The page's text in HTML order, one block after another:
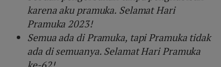
karena aku pramuka. Selamat Hari
Pramuka 2023!
Semua ada di Pramuka, tapi Pramuka tidak
ada di semuanya. Selamat Hari Pramuka